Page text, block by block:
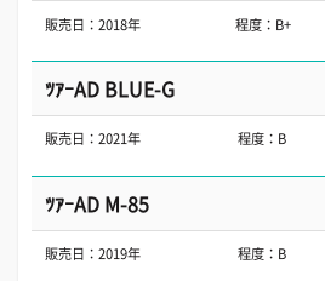
販売日：2018年 程度：B+
ﾂｱｰAD BLUE-G
販売日：2021年 程度：B
ﾂｱｰAD M-85
販売日：2019年 程度：B